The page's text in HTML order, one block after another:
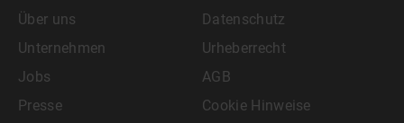
Über uns
Unternehmen
Jobs
Presse
Datenschutz
Urheberrecht
AGB
Cookie Hinweise